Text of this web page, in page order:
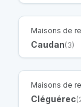
Maisons de
Caudan(3)
Maisons de
Cléguérec